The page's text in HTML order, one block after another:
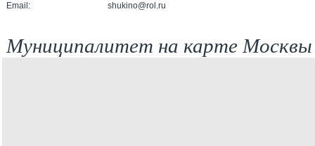
Email:
shukino@rol.ru
Муниципалитет на карте Москвы